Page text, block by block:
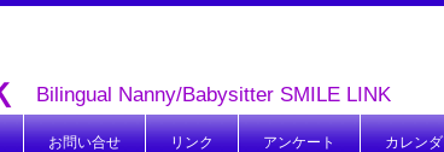
Bilingual Nanny/Babysitter SMILE LINK
お問い合せ リンク アンケート カレンダ